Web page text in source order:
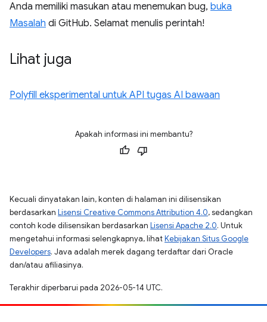
Anda memiliki masukan atau menemukan bug, buka
Masalah di GitHub. Selamat menulis perintah!
Lihat juga
Polyfill eksperimental untuk API tugas AI bawaan
Apakah informasi ini membantu?
Kecuali dinyatakan lain, konten di halaman ini dilisensikan
berdasarkan Lisensi Creative Commons Attribution 4.0, sedangkan
contoh kode dilisensikan berdasarkan Lisensi Apache 2.0. Untuk
mengetahui informasi selengkapnya, lihatKebijakan Situs Google
Developers. Java adalah merek dagang terdaftar dari Oracle
dan/atau afiliasinya.
Terakhir diperbarui pada 2026-05-14 UTC.